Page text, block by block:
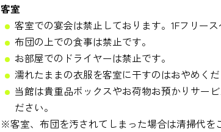
客室
客室での宴会は禁止しております。1Fフリース
布団の上での食事は禁止です。
お部屋でのドライヤーは禁止です。
濡れたままの衣服を客室に干すのはおやめくだ
当館は貴重品ボックスやお荷物お預かりサー
ださい。
※客室、布団を汚されてしまった場合は清掃代を